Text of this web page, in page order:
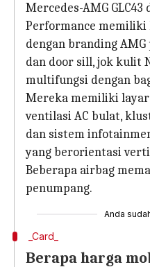
Mercedes-AMG GLC43
Performance memiliki
dengan branding
dan door sill, jok kulit
multifungsi dengan
Mereka memiliki
ventilasi AC bulat,
dan sistem
yang berorientasi
Beberapa airbag
penumpang.
Anda
_Card_
Berapa harga